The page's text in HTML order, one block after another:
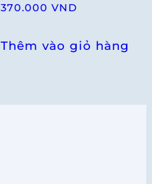
370.000 VND
Thêm vào giỏ hàng